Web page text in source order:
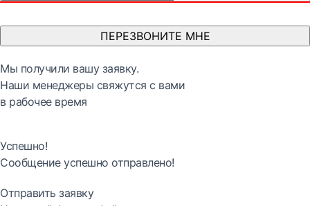
ПЕРЕЗВОНИТЕ МНЕ
Мы получили вашу заявку.
Наши менеджеры свяжутся с вами
в рабочее время
Успешно!
Сообщение успешно отправлено!
Отправить заявку